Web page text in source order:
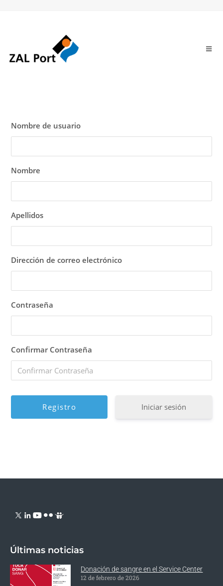
Nombre de usuario
Nombre
Apellidos
Dirección de correo electrónico
Contraseña
Confirmar Contraseña
Iniciar sesión
Últimas noticias
Donación de sangre en el Service Center
12 de febrero de 2026